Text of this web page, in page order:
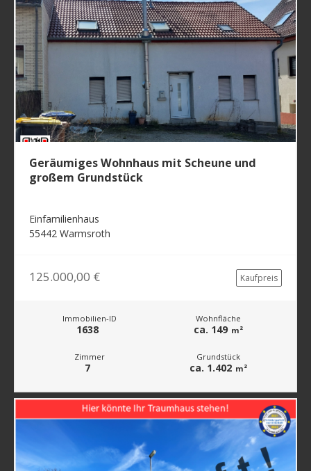
Geräumiges Wohnhaus mit Scheune und
großem Grundstück
Einfamilienhaus
55442 Warmsroth
125.000,00 € Kaufpreis
Immobilien-ID
1638
Wohnfläche
ca. 149 m²
Zimmer
7
Grundstück
ca. 1.402 m²